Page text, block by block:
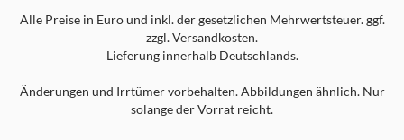
Alle Preise in Euro und inkl. der gesetzlichen Mehrwertsteuer. ggf.
zzgl. Versandkosten.
Lieferung innerhalb Deutschlands.
Änderungen und Irrtümer vorbehalten. Abbildungen ähnlich. Nur
solange der Vorrat reicht.